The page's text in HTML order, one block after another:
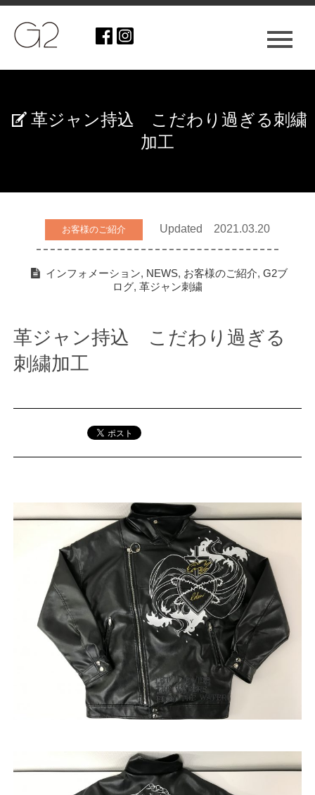
革ジャン持込 こだわり過ぎる刺繍
加工
お客様のご紹介 Updated 2021.03.20
インフォメーション, NEWS, お客様のご紹介, G2ブ
ログ, 革ジャン刺繍
革ジャン持込 こだわり過ぎる
刺繍加工